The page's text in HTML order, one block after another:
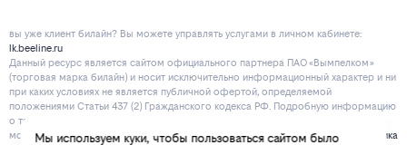
вы уже клиент билайн? Вы можете управлять услугами в личнoм кaбинeтe:
lk.beeline.ru
Данный ресурс является сайтом официального партнера ПАО «Вымпелком»
(торговая марка билайн) и носит исключительно информационный характер и ни
при каких условиях не является публичной офертой, определяемой
положениями Статьи 437 (2) Гражданского кодекса РФ. Подробную информацию
о тарифах, услугах, предоставляемых компанией, а также об ограничениях Вы
можете уточнить на сайте www.beeline.ru и по телефону8 800 700 80 00
Политика
Мы используем куки, чтобы пользоваться сайтом было